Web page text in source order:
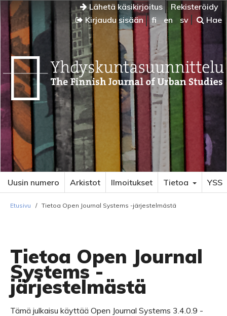
Lähetä käsikirjoitus
Rekisteröidy
Kirjaudu sisään
fi en sv Hae
Uusin numero Arkistot Ilmoitukset Tietoa YSS
Etusivu / Tietoa Open Journal Systems -järjestelmästä
Tietoa Open Journal
Systems -
järjestelmästä
Tämä julkaisu käyttää Open Journal Systems 3.4.0.9 -